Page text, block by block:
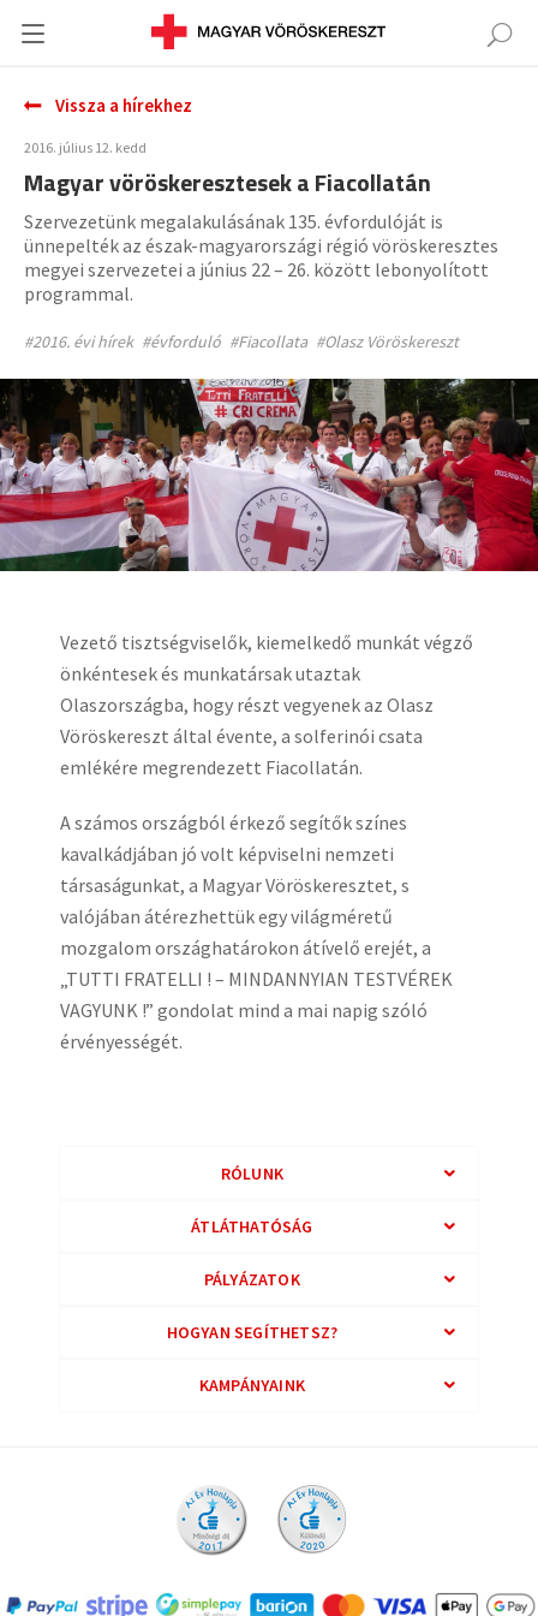
Vissza a hírekhez
2016. július 12. kedd
Magyar vöröskeresztesek a Fiacollatán
Szervezetünk megalakulásának 135. évfordulóját is
ünnepelték az észak-magyarországi régió vöröskeresztes
megyei szervezetei a június 22 – 26. között lebonyolított
programmal.
#2016. évi hírek #évforduló #Fiacollata #Olasz Vöröskereszt
Vezető tisztségviselők, kiemelkedő munkát végző
önkéntesek és munkatársak utaztak
Olaszországba, hogy részt vegyenek az Olasz
Vöröskereszt által évente, a solferinói csata
emlékére megrendezett Fiacollatán.
A számos országból érkező segítők színes
kavalkádjában jó volt képviselni nemzeti
társaságunkat, a Magyar Vöröskeresztet, s
valójában átérezhettük egy világméretű
mozgalom országhatárokon átívelő erejét, a
„TUTTI FRATELLI ! – MINDANNYIAN TESTVÉREK
VAGYUNK !” gondolat mind a mai napig szóló
érvényességét.
RÓLUNK
ÁTLÁTHATÓSÁG
PÁLYÁZATOK
HOGYAN SEGÍTHETSZ?
KAMPÁNYAINK